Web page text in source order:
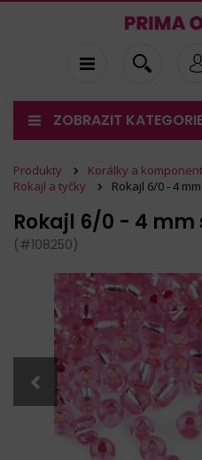
ZOBRAZIT
Produkty Korálky a
Rokajl a tyčky
Rokajl 6/0 - 4
Rokajl 6/0 - 4
(#108250)